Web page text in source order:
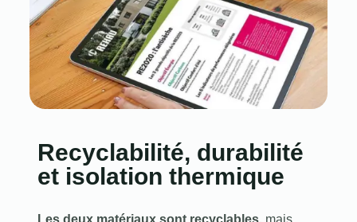
Recyclabilité, durabilité
et isolation thermique
Les deux matériaux sont recyclables, mais